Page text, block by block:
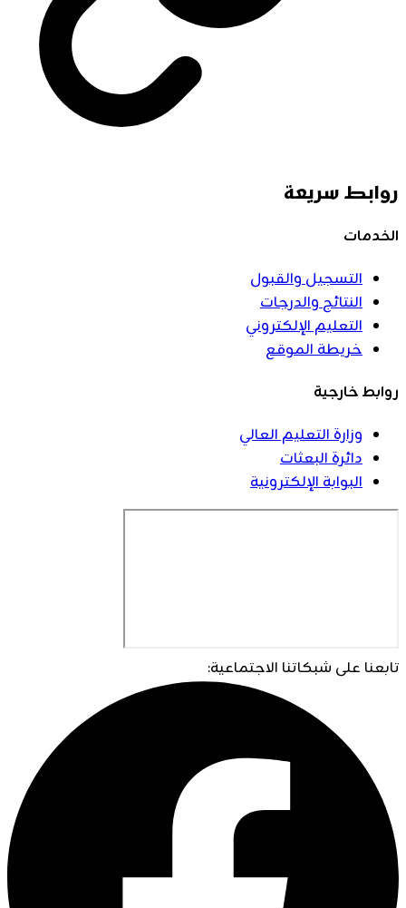
روابط سريعة
الخدمات
التسجيل والقبول
النتائج والدرجات
التعليم الإلكتروني
خريطة الموقع
روابط خارجية
وزارة التعليم العالي
دائرة البعثات
البوابة الإلكترونية
تابعنا على شبكاتنا الاجتماعية: